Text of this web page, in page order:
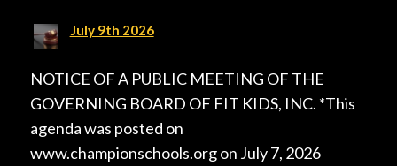
July 9th 2026
NOTICE OF A PUBLIC MEETING OF THE
GOVERNING BOARD OF FIT KIDS, INC. *This
agenda was posted on
www.championschools.org on July 7, 2026